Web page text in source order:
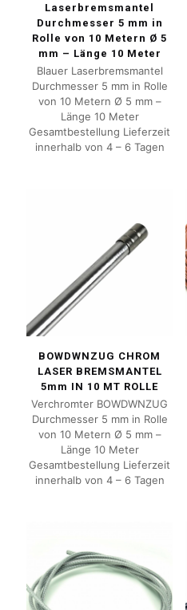
Laserbremsmantel
Durchmesser 5 mm in
Rolle von 10 Metern Ø 5
mm – Länge 10 Meter
Blauer Laserbremsmantel
Durchmesser 5 mm in Rolle
von 10 Metern Ø 5 mm –
Länge 10 Meter
Gesamtbestellung Lieferzeit
innerhalb von 4 – 6 Tagen
BOWDWNZUG CHROM
LASER BREMSMANTEL
5mm IN 10 MT ROLLE
Verchromter BOWDWNZUG
Durchmesser 5 mm in Rolle
von 10 Metern Ø 5 mm –
Länge 10 Meter
Gesamtbestellung Lieferzeit
innerhalb von 4 – 6 Tagen